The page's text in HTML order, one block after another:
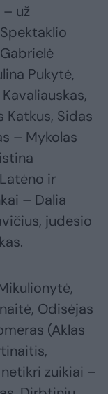
už
Pukytė,
Katkus, Sidas
– Mykolas
ir
– Dalia
judesio
Odisėjas
(Aklas
zuikiai –